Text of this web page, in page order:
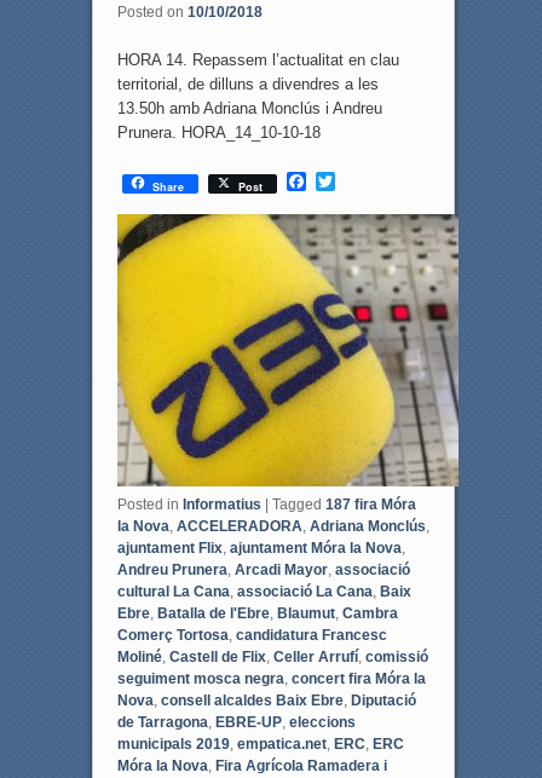
Posted on 10/10/2018
HORA 14. Repassem l’actualitat en clau
territorial, de dilluns a divendres a les
13.50h amb Adriana Monclús i Andreu
Prunera. HORA_14_10-10-18
Share Post
F
c
e
b
o
o
k
T
i
r
Posted in Informatius Tagged 187 fira Móra
la Nova, ACCELERADORA, Adriana Monclús,
ajuntament Flix, ajuntament Móra la Nova,
Andreu Prunera, Arcadi Mayor, associació
cultural La Cana, associació La Cana, Baix
Ebre, Batalla de l'Ebre, Blaumut, Cambra
Comerç Tortosa, candidatura Francesc
Moliné, Castell de Flix, Celler Arrufí, comissió
seguiment mosca negra, concert fira Móra la
Nova, consell alcaldes Baix Ebre, Diputació
de Tarragona, EBRE-UP, eleccions
municipals 2019, empatica.net, ERC, ERC
Móra la Nova, Fira Agrícola Ramadera i